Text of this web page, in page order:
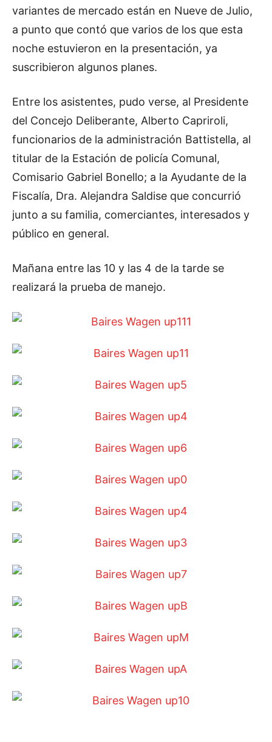
variantes de mercado están en Nueve de Julio,
a punto que contó que varios de los que esta
noche estuvieron en la presentación, ya
suscribieron algunos planes.
Entre los asistentes, pudo verse, al Presidente
del Concejo Deliberante, Alberto Capriroli,
funcionarios de la administración Battistella, al
titular de la Estación de policía Comunal,
Comisario Gabriel Bonello; a la Ayudante de la
Fiscalía, Dra. Alejandra Saldise que concurrió
junto a su familia, comerciantes, interesados y
público en general.
Mañana entre las 10 y las 4 de la tarde se
realizará la prueba de manejo.